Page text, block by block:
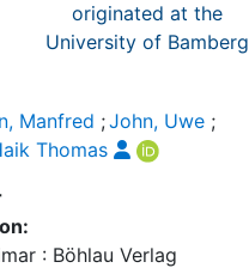
originated at the
University of Bamberg
Manfred ;John, Uwe ;
Thomas
: Böhlau Verlag